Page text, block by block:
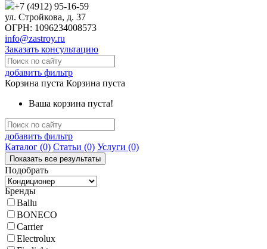
+7 (4912) 95-16-59
ул. Стройкова, д. 37
ОГРН: 1096234008573
info@zastroy.ru
Заказать консультацию
добавить фильтр
Корзина пуста Корзина пуста
Ваша корзина пуста!
добавить фильтр
Каталог (0) Статьи (0) Услуги (0)
Подобрать
Бренды
Ballu
BONECO
Carrier
Electrolux